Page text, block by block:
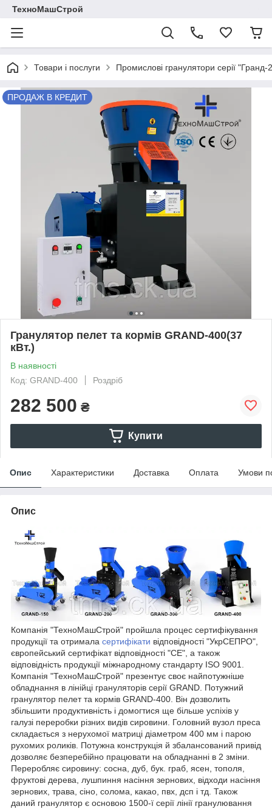
ТехноМашСтрой
Товари і послуги Промислові гранулятори серії
ПРОДАЖ В КРЕДИТ
Гранулятор пелет та кормів GRAND-400(37
кВт.)
В наявності
Код: GRAND-400
Роздріб
282 500 ₴
Купити
Опис Характеристики Доставка Оплата Умови
Опис
Компанія "ТехноМашСтрой" пройшла процес сертифікування
продукції та отримала сертифікати відповідності "УкрСЕПРО",
європейський сертифікат відповідності "СЕ", а також
відповідність продукції міжнародному стандарту ISO 9001.
Компанія "ТехноМашСтрой" презентує своє найпотужніше
обладнання в лінійці грануляторів серії GRAND. Потужний
гранулятор пелет та кормів GRAND-400. Він дозволить
збільшити продуктивність і домогтися ще більше успіхів у
галузі переробки різних видів сировини. Головний вузол преса
складається з нерухомої матриці діаметром 400 мм і парою
рухомих роликів. Потужна конструкція й збалансований привід
дозволяє безперебійно працювати на обладнанні в 2 зміни.
Переробляє сировину: сосна, дуб, бук. граб, ясен, тополя,
фруктові дерева, лушпиння насіння зернових, відходи насіння
зернових, трава, сіно, солома, какао, пвх, дсп і тд. Також
даний гранулятор є основою 1500-ї серії лінії гранулювання